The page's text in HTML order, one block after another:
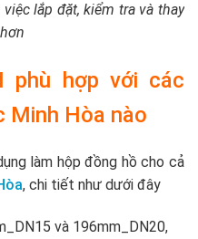
lắp đặt, kiểm tra và thay
phù hợp với các
Minh Hòa nào
làm hộp đồng hồ cho cả
, chi tiết như dưới đây
và 196mm_DN20,